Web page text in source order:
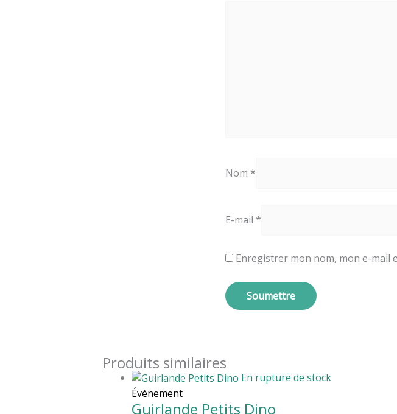
Nom *
E-mail *
Enregistrer mon nom, mon e-mail
Produits similaires
En rupture de stock
Événement
Guirlande Petits Dino